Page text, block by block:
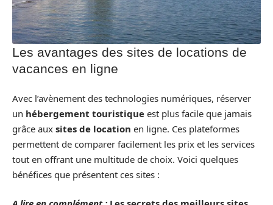
Les avantages des sites de locations de
vacances en ligne
Avec l’avènement des technologies numériques, réserver
un hébergement touristique est plus facile que jamais
grâce aux sites de location en ligne. Ces plateformes
permettent de comparer facilement les prix et les services
tout en offrant une multitude de choix. Voici quelques
bénéfices que présentent ces sites :